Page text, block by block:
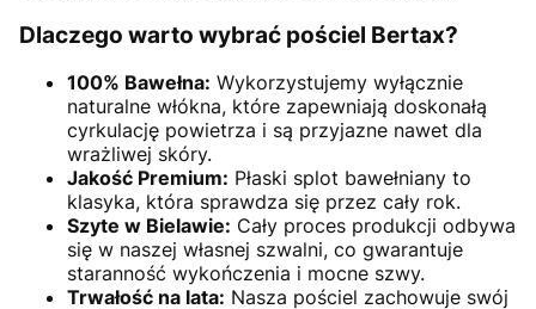
Dlaczego warto wybrać pościel Bertax?
100% Bawełna: Wykorzystujemy wyłącznie
naturalne włókna, które zapewniają doskonałą
cyrkulację powietrza i są przyjazne nawet dla
wrażliwej skóry.
Jakość Premium: Płaski splot bawełniany to
klasyka, która sprawdza się przez cały rok.
Szyte w Bielawie: Cały proces produkcji odbywa
się w naszej własnej szwalni, co gwarantuje
staranność wykończenia i mocne szwy.
Trwałość na lata: Nasza pościel zachowuje swój